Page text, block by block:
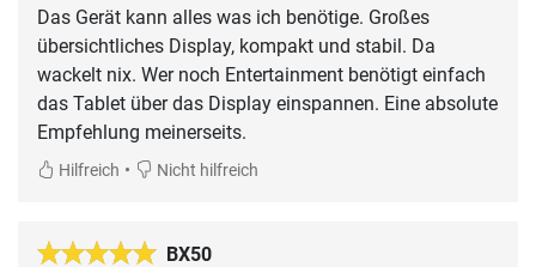
Das Gerät kann alles was ich benötige. Großes
übersichtliches Display, kompakt und stabil. Da
wackelt nix. Wer noch Entertainment benötigt einfach
das Tablet über das Display einspannen. Eine absolute
Empfehlung meinerseits.
Hilfreich • Nicht hilfreich
BX50